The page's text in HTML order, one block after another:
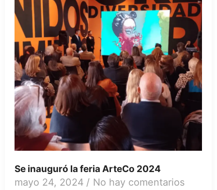
Se inauguró la feria ArteCo 2024
mayo 24, 2024 / No hay comentarios